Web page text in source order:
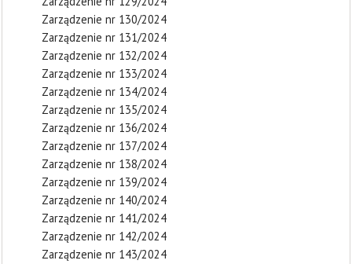
Zarządzenie nr 130/2024
Zarządzenie nr 131/2024
Zarządzenie nr 132/2024
Zarządzenie nr 133/2024
Zarządzenie nr 134/2024
Zarządzenie nr 135/2024
Zarządzenie nr 136/2024
Zarządzenie nr 137/2024
Zarządzenie nr 138/2024
Zarządzenie nr 139/2024
Zarządzenie nr 140/2024
Zarządzenie nr 141/2024
Zarządzenie nr 142/2024
Zarządzenie nr 143/2024